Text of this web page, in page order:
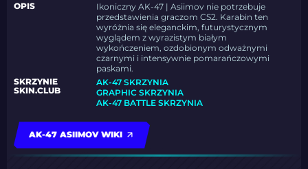
OPIS
Ikoniczny AK-47 | Asiimov nie potrzebuje
przedstawienia graczom CS2. Karabin ten
wyróżnia się eleganckim, futurystycznym
wyglądem z wyrazistym białym
wykończeniem, ozdobionym odważnymi
czarnymi i intensywnie pomarańczowymi
paskami.
SKRZYNIE
SKIN.CLUB
AK-47 SKRZYNIA
GRAPHIC SKRZYNIA
AK-47 BATTLE SKRZYNIA
AK-47 ASIIMOV WIKI